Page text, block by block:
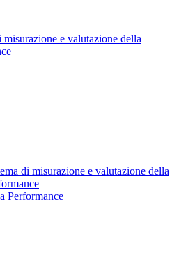
misurazione e valutazione della
di misurazione e valutazione della
Performance